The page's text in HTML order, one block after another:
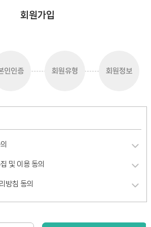
회원가입
인인증 회원유형 회원정보
및 이용 동의
방침 동의